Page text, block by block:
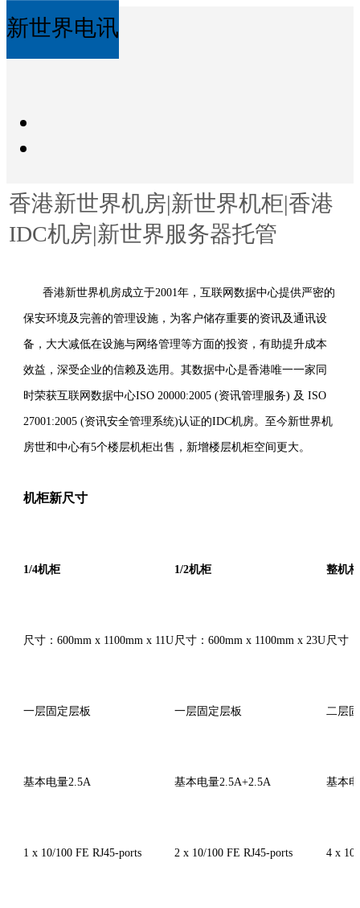
新世界电讯
香港新世界机房|新世界机柜|香港
IDC机房|新世界服务器托管
香港新世界机房成立于2001年，互联网数据中心提供严密的
保安环境及完善的管理设施，为客户储存重要的资讯及通讯设
备，大大减低在设施与网络管理等方面的投资，有助提升成本
效益，深受企业的信赖及选用。其数据中心是香港唯一一家同
时荣获互联网数据中心ISO 20000:2005 (资讯管理服务) 及 ISO
27001:2005 (资讯安全管理系统)认证的IDC机房。至今新世界机
房世和中心有5个楼层机柜出售，新增楼层机柜空间更大。
机柜新尺寸
1/4机柜 1/2机柜 整机柜
尺寸：600mm x 1100mm x 11U 尺寸：600mm x 1100mm x 23U 尺寸
一层固定层板 一层固定层板 二层
基本电量2.5A 基本电量2.5A+2.5A 基本
1 x 10/100 FE RJ45-ports 2 x 10/100 FE RJ45-ports 4 x 10/